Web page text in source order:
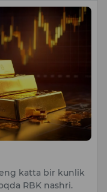
katta bir kunlik
RBK nashri.